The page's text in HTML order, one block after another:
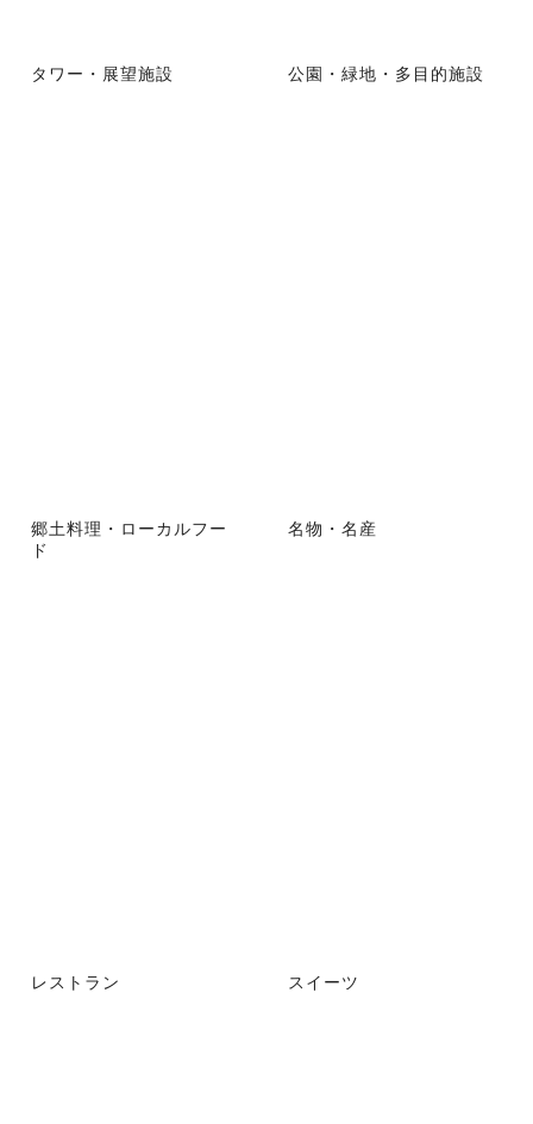
タワー・展望施設 公園・緑地・多目的施設
郷土料理・ローカルフー
ド
名物・名産
レストラン スイーツ